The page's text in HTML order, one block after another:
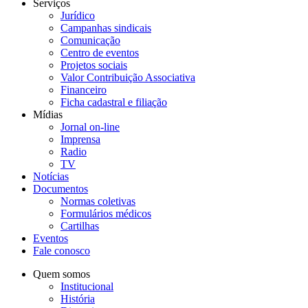
Serviços
Jurídico
Campanhas sindicais
Comunicação
Centro de eventos
Projetos sociais
Valor Contribuição Associativa
Financeiro
Ficha cadastral e filiação
Mídias
Jornal on-line
Imprensa
Radio
TV
Notícias
Documentos
Normas coletivas
Formulários médicos
Cartilhas
Eventos
Fale conosco
Quem somos
Institucional
História